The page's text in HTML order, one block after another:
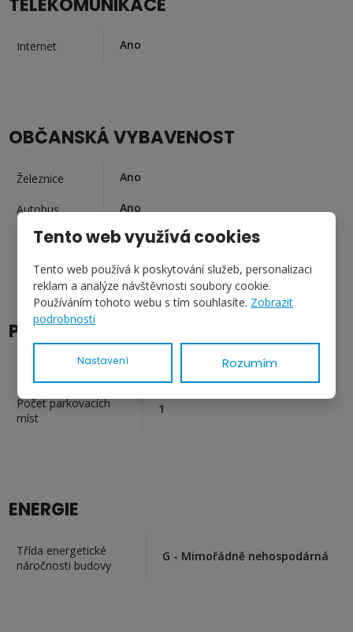
Internet Ano
OBČANSKÁ VYBAVENOST
Železnice Ano
Autobus Ano
MHD Ano
PŘÍSLUŠENSTVÍ A VYBAVENÍ
Počet parkovacích
míst
1
ENERGIE
Třída energetické
náročnosti budovy
G - Mimořádně nehospodárná
Tento web využívá cookies
Tento web používá k poskytování služeb, personalizaci
reklam a analýze návštěvnosti soubory cookie.
Používáním tohoto webu s tím souhlasíte. Zobrazit
podrobnosti
Nastavení Rozumím